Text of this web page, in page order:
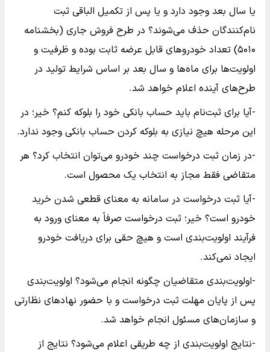
یا سال بعد وجود دارد و یا پس از تکمیل الباقی ثبت
نام‌کنندگان حذف می‌شوند؟ در طرح فروش جاری (بخشنامه
۵۰۱۰) تعداد خودرو‌های قابل عرضه ثابت بوده و ظرفیت و
اولویت‌ها برای ماه‌ها و سال بعد بر اساس شرایط تولید در
طرح‌های آینده اعلام خواهد شد.
-آیا برای ثبت‌نام باید حساب بانکی خود را بلوکه کنم؟ خیر؛ در
این مرحله هیچ نیازی به بلوکه کردن حساب بانکی وجود ندارد.
-در زمان ثبت درخواست چند خودرو می‌توان انتخاب کرد؟ هر
متقاضی فقط مجاز به انتخاب یک محصول است.
-آیا ثبت درخواست در سامانه به معنای قطعی شدن خرید
خودرو است؟ خیر؛ ثبت درخواست صرفاً به معنای ورود به
فرآیند اولویت‌بندی است و هیچ حقی برای دریافت خودرو
ایجاد نمی‌کند.
-اولویت‌بندی متقاضیان چگونه انجام می‌شود؟ اولویت‌بندی
پس از پایان مهلت ثبت درخواست و با حضور نهاد‌های نظارتی
و سازمان‌های مسئول انجام خواهد شد.
-نتایج اولویت‌بندی از چه طریقی اعلام می‌شود؟ نتایج از